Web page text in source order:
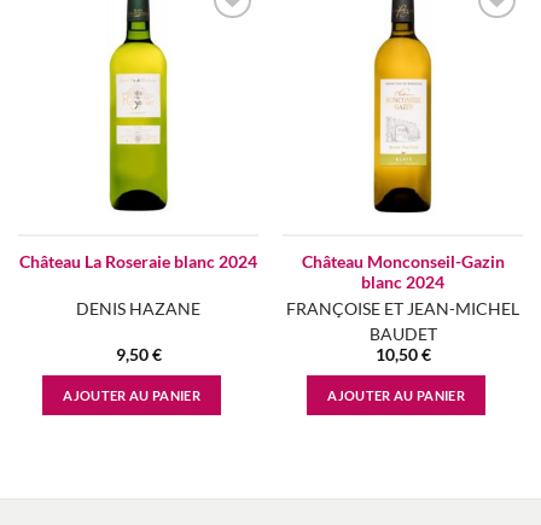
Château La Roseraie blanc 2024
DENIS HAZANE
9,50€
AJOUTER AU PANIER
Château Monconseil-Gazin
blanc 2024
FRANÇOISE ET JEAN-MICHEL
BAUDET
10,50€
AJOUTER AU PANIER